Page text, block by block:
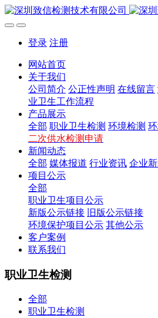
登录 注册
网站首页
关于我们
公司简介 公正性声明 在线留言
业卫生工作流程
产品展示
全部 职业卫生检测 环境检测
二次供水检测申请
新闻动态
全部 媒体报道 行业资讯 企业
项目公示
全部
职业卫生项目公示
新版公示链接
旧版公示链接
环境保护项目公示 其他公示
客户案例
联系我们
职业卫生检测
全部
职业卫生检测